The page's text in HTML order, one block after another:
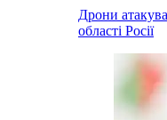
Дрони
області Росії